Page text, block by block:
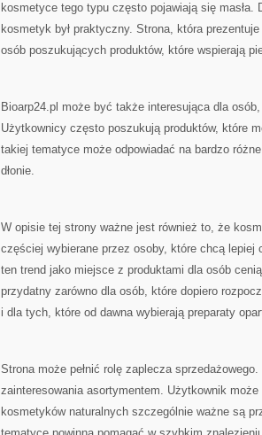
kosmetyce tego typu często pojawiają się
kosmetyk był praktyczny. Strona, która
osób poszukujących produktów, które wspierają
Bioarp24.pl może być także interesująca dla
Użytkownicy często poszukują produktów, które
takiej tematyce może odpowiadać na bardzo
dłonie.
W opisie tej strony ważne jest również to, że
częściej wybierane przez osoby, które chcą
ten trend jako miejsce z produktami dla osób
przydatny zarówno dla osób, które dopiero
i dla tych, które od dawna wybierają preparaty
Strona może pełnić rolę zaplecza
zainteresowania asortymentem. Użytkownik
kosmetyków naturalnych szczególnie ważne są